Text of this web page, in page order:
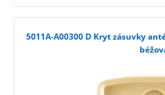
5011A-A00300 D Kryt zásuvky anténní s vylamovacím otvorem,